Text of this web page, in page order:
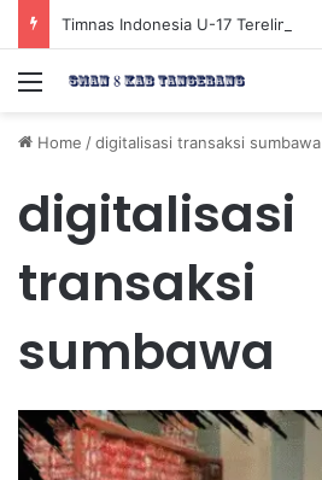
Menu
Home /digitalisasi transaksi sumbawa
digitalisasi
transaksi
sumbawa